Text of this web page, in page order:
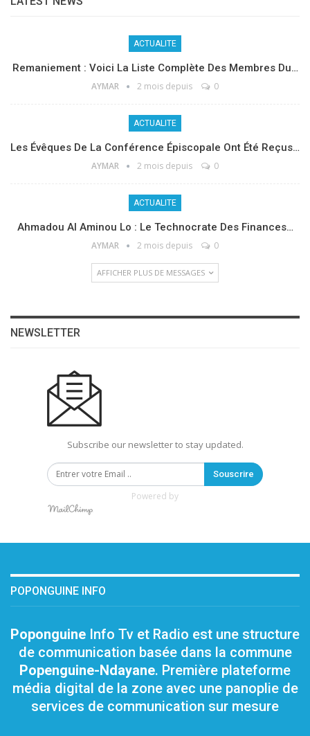
ACTUALITE
Remaniement : Voici La Liste Complète Des Membres Du…
AYMAR 2 mois depuis 0
ACTUALITE
Les Évêques De La Conférence Épiscopale Ont Été Reçus…
AYMAR 2 mois depuis 0
ACTUALITE
Ahmadou Al Aminou Lo : Le Technocrate Des Finances…
AYMAR 2 mois depuis 0
AFFICHER PLUS DE MESSAGES
NEWSLETTER
Subscribe our newsletter to stay updated.
Souscrire
Powered by
POPONGUINE INFO
Poponguine Info Tv et Radio est une structure
de communication basée dans la commune
Popenguine-Ndayane. Première plateforme
média digital de la zone avec une panoplie de
services de communication sur mesure